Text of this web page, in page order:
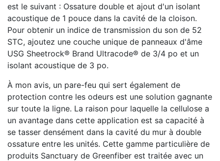
est le suivant : Ossature double et ajout d'un isolant
acoustique de 1 pouce dans la cavité de la cloison.
Pour obtenir un indice de transmission du son de 52
STC, ajoutez une couche unique de panneaux d'âme
USG Sheetrock® Brand Ultracode® de 3/4 po et un
isolant acoustique de 3 po.
À mon avis, un pare-feu qui sert également de
protection contre les odeurs est une solution gagnante
sur toute la ligne. La raison pour laquelle la cellulose a
un avantage dans cette application est sa capacité à
se tasser densément dans la cavité du mur à double
ossature entre les unités. Cette gamme particulière de
produits Sanctuary de Greenfiber est traitée avec un